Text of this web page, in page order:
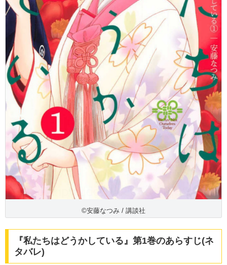
©安藤なつみ / 講談社
『私たちはどうかしている』第1巻のあらすじ(ネ
タバレ)